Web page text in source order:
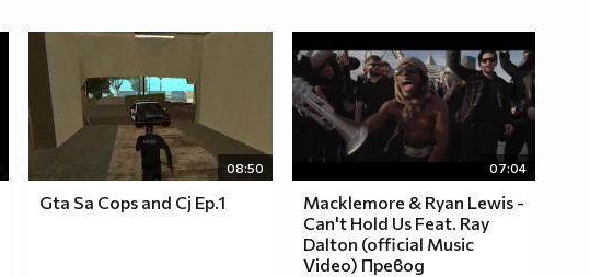
08:50
Gta Sa Cops and Cj Ep.1
07:04
Macklemore & Ryan Lewis -
Can't Hold Us Feat. Ray
Dalton (official Music
Video) Превод